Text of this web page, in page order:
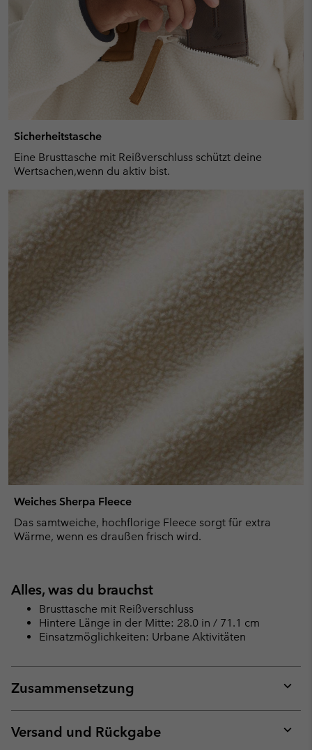
Sicherheitstasche
Eine Brusttasche mit Reißverschluss schützt deine
Wertsachen,wenn du aktiv bist.
Weiches Sherpa Fleece
Das samtweiche, hochflorige Fleece sorgt für extra
Wärme, wenn es draußen frisch wird.
Alles, was du brauchst
Brusttasche mit Reißverschluss
Hintere Länge in der Mitte: 28.0 in / 71.1 cm
Einsatzmöglichkeiten: Urbane Aktivitäten
Zusammensetzung
or
Versand und Rückgabe